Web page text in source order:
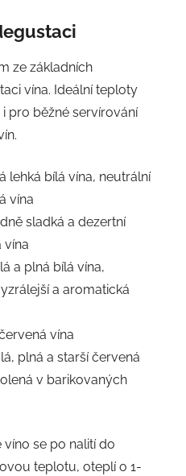
ze základních
vína. Ideální teploty
pro běžné servírování
bílá vína, neutrální
vína
sladká a dezertní
vína
plná bílá vína,
a aromatická
vína
a starší červená
v barikovaných
se po nalití do
teplotu, oteplí o 1-